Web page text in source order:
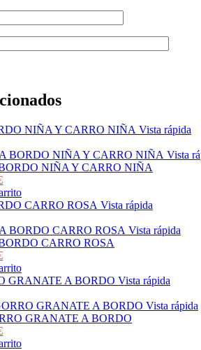
Vista rápida
Vista
NIÑA Y CARRO NIÑA
Vista rápida
Vista rápida
CARRO ROSA
Vista rápida
Vista rápida
GRANATE A BORDO